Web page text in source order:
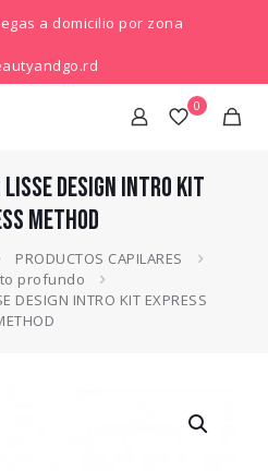
a domicilio por zona
0
DESIGN INTRO KIT
METHOD
PRODUCTOS CAPILARES
profundo
DESIGN INTRO KIT EXPRESS